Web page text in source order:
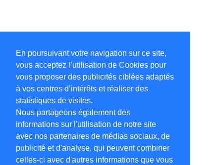
En poursuivant votre navigation sur ce site,
vous acceptez l’utilisation de Cookies pour
vous proposer des publicités ciblées adaptés
à vos centres d’intérêts et réaliser des
statistiques de visites.
Nous partageons également des
informations sur l'utilisation de notre site
avec nos partenaires de médias sociaux, de
publicité et d'analyse, qui peuvent combiner
celles-ci avec d'autres informations que vous